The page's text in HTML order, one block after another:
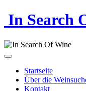
In Search
Startseite
Über die
Kontakt